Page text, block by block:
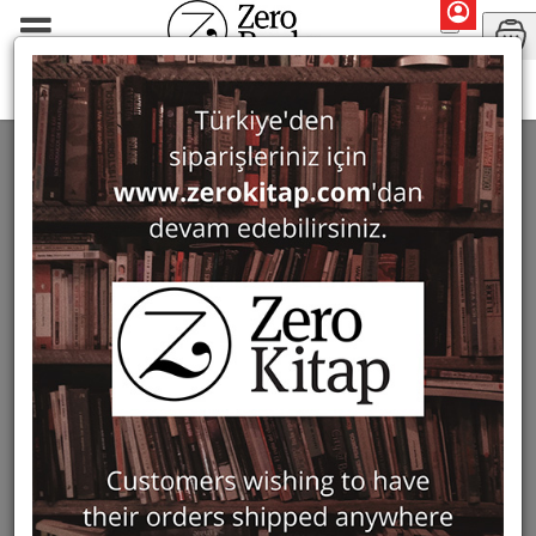
Pera Müzesi
PERA MÜZESI 88 ürün bulundu
Filter Show Only in Stock